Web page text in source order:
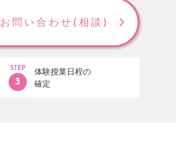
お問い合わせ (相談)
STEP
体験授業日程の
確定